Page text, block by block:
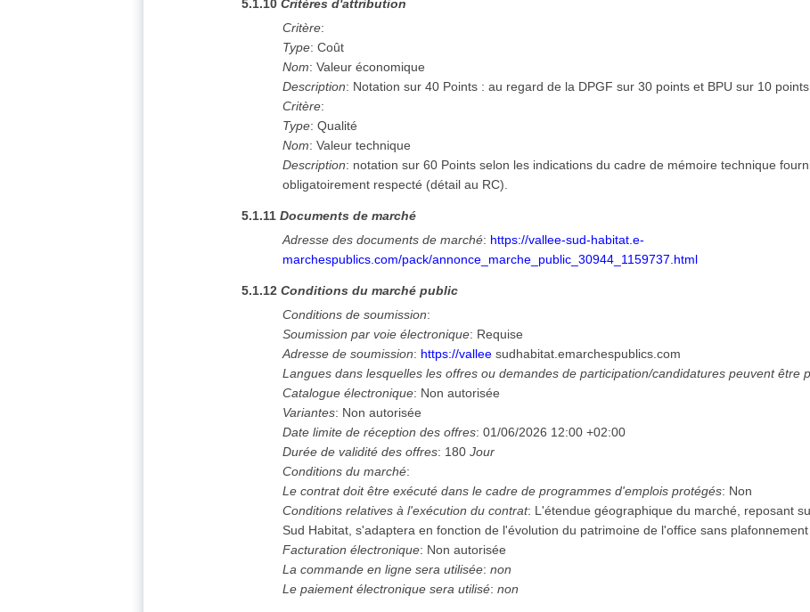
5.1.10Critères d'attribution
Critère:
Type:Coût
Nom:Valeur économique
Description: Notation sur 40 Points : au regard de la DPGF sur 30 points et BPU sur 10
Critère:
Type:Qualité
Nom:Valeur technique
Description: notation sur 60 Points selon les indications du cadre de mémoire technique
obligatoirement respecté (détail au RC).
5.1.11Documents de marché
Adresse des documents de marché: https://vallee-sud-habitat.e-
marchespublics.com/pack/annonce_marche_public_30944_1159737.html
5.1.12Conditions du marché public
Conditions de soumission:
Soumission par voie électronique: Requise
Adresse de soumission: https://vallee ­sud­habitat.e­marchespublics.com
Langues dans lesquelles les offres ou demandes de participation/candidatures peuvent être
Catalogue électronique: Non autorisée
Variantes: Non autorisée
Date limite de réception des offres:01/06/2026 12:00 +02:00
Durée de validité des offres: 180 Jour
Conditions du marché:
Le contrat doit être exécuté dans le cadre de programmes d'emplois protégés: Non
Conditions relatives à l'exécution du contrat: L'étendue géographique du marché, reposant
Sud Habitat, s'adaptera en fonction de l'évolution du patrimoine de l'office sans plafonnement
Facturation électronique: Non autorisée
La commande en ligne sera utilisée:non
Le paiement électronique sera utilisé:non